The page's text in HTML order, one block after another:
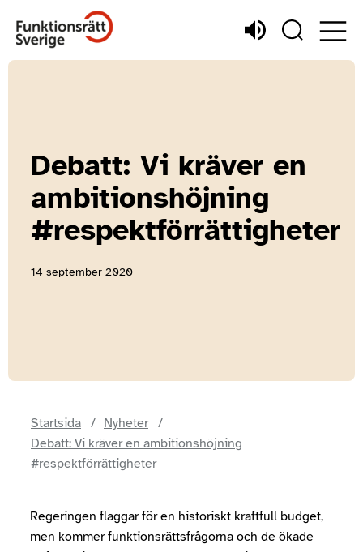
Debatt: Vi kräver en
ambitionshöjning
#respektförrättigheter
14 september 2020
Startsida
Nyheter
Debatt: Vi kräver en ambitionshöjning
#respektförrättigheter
Regeringen flaggar för en historiskt kraftfull budget,
men kommer funktionsrättsfrågorna och de ökade